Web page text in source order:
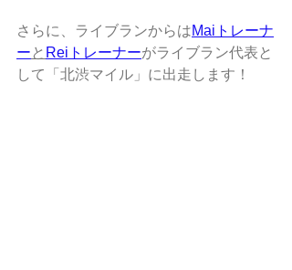
さらに、ライブランからはMaiトレーナ
ー と Reiトレーナーがライブラン代表と
して「北渋マイル」に出走します！